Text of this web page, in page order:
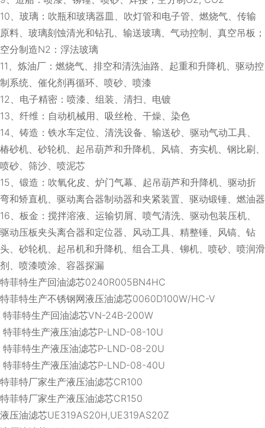
10、玻璃：吹瓶和玻璃器皿、吹灯管和电子管、燃烧气、传输
原料、玻璃刻蚀清光和钻孔、输送玻璃、气动控制、真空吊板；
空分制造N2：浮法玻璃
11、炼油厂：燃烧气、排空和清洗油路、起重和升降机、驱动控
制系统、催化剂再循环、喷砂、喷漆
12、电子精密：喷漆、组装、清扫、电镀
13、纤维：自动机械用、吸丝枪、干燥、染色
14、铸造：铁水车定位、清洗设备、输送砂、驱动气动工具、
椿砂机、砂轮机、起吊葫芦和升降机、风镐、夯实机、钢比刷、
喷砂、筛沙、喷泥芯
15、锻造：吹氧化皮、炉门气幕、起吊葫芦和升降机、驱动折
弯和矫直机、驱动离合器制动器和夹紧装置、驱动锻锤、燃油器
16、板金：搅拌溶液、运输切屑、喷气清洗、驱动包装压机、
驱动压板夹头离合器和定位器、风动工具、精整锤、风镐、钻
头、砂轮机、起吊机和升降机、组合工具、铆机、喷砂、喷润滑
剂、喷漆喷涂、容器探漏
特菲特生产回油滤芯0240R005BN4HC
特菲特生产不锈钢网液压油滤芯0060D100W/HC-V
特菲特生产回油滤芯VN-24B-200W
特菲特生产液压油滤芯P-LND-08-10U
特菲特生产液压油滤芯P-LND-08-20U
特菲特生产液压油滤芯P-LND-08-40U
特菲特厂家生产液压油滤芯CR100
特菲特厂家生产液压油滤芯CR150
液压油滤芯UE319AS20H,UE319AS20Z